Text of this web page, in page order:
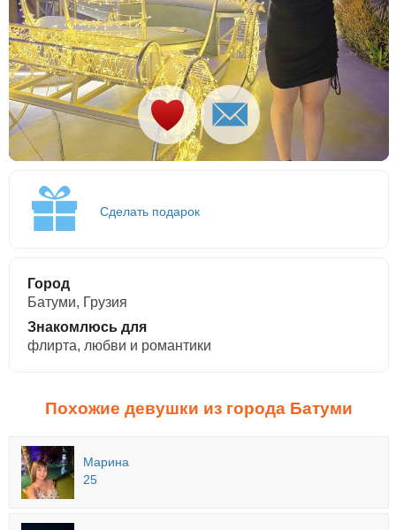
Сделать подарок
Город
Батуми, Грузия
Знакомлюсь для
флирта, любви и романтики
Похожие девушки из города Батуми
Марина
25